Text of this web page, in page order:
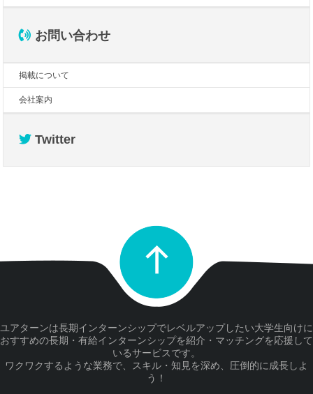
お問い合わせ
掲載について
会社案内
Twitter
ユアターンは長期インターンシップでレベルアップしたい大学生向けに
おすすめの長期・有給インターンシップを紹介・マッチングを応援して
いるサービスです。
ワクワクするような業務で、スキル・知見を深め、圧倒的に成長しよ
う！